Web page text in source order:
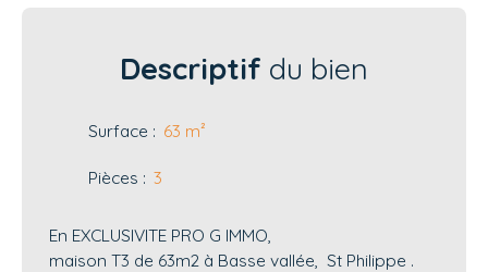
Descriptif du bien
Surface : 63 m²
Pièces : 3
En EXCLUSIVITE PRO G IMMO,
maison T3 de 63m2 à Basse vallée, St Philippe .